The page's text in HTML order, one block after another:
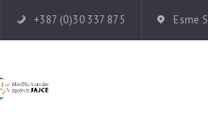
+387 (0)30 337 875 Esme